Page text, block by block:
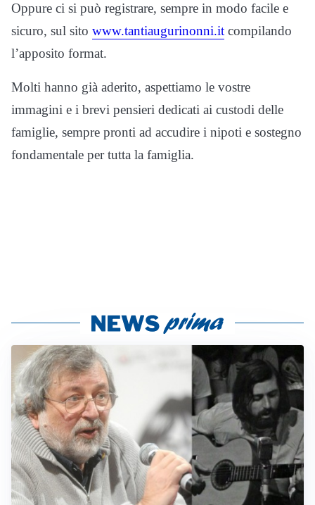
Oppure ci si può registrare, sempre in modo facile e
sicuro, sul sito www.tantiaugurinonni.it compilando
l’apposito format.
Molti hanno già aderito, aspettiamo le vostre
immagini e i brevi pensieri dedicati ai custodi delle
famiglie, sempre pronti ad accudire i nipoti e sostegno
fondamentale per tutta la famiglia.